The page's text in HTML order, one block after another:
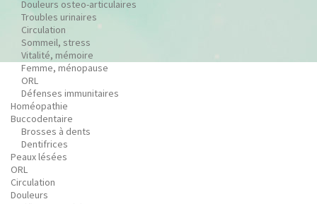
Douleurs osteo-articulaires
Troubles urinaires
Circulation
Sommeil, stress
Vitalité, mémoire
Femme, ménopause
ORL
Défenses immunitaires
Homéopathie
Buccodentaire
Brosses à dents
Dentifrices
Peaux lésées
ORL
Circulation
Douleurs